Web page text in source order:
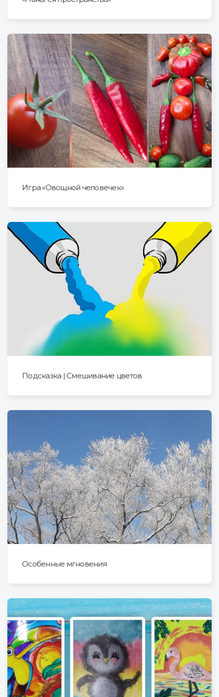
Игра «Овощной человечек»
Подсказка | Смешивание цветов
Особенные мгновения